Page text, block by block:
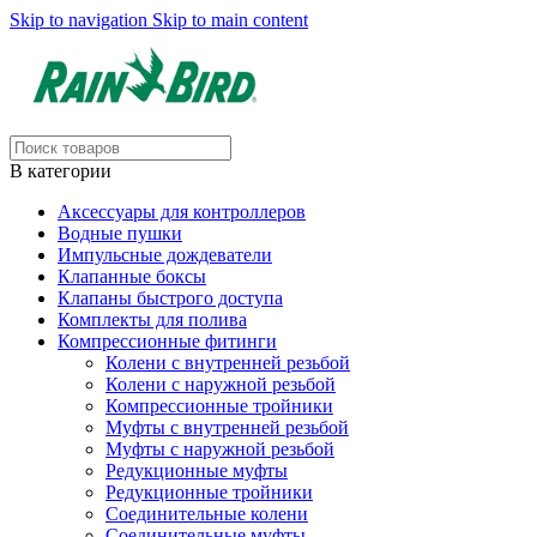
Skip to navigation Skip to main content
В категории
Аксессуары для контроллеров
Водные пушки
Импульсные дождеватели
Клапанные боксы
Клапаны быстрого доступа
Комплекты для полива
Компрессионные фитинги
Колени с внутренней резьбой
Колени с наружной резьбой
Компрессионные тройники
Муфты с внутренней резьбой
Муфты с наружной резьбой
Редукционные муфты
Редукционные тройники
Соединительные колени